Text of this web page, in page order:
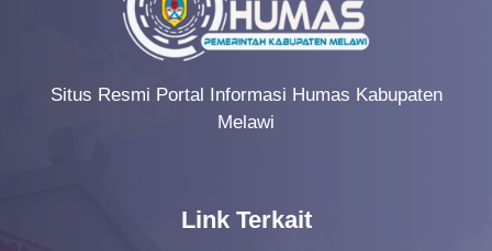
Situs Resmi Portal Informasi Humas Kabupaten
Melawi
Link Terkait